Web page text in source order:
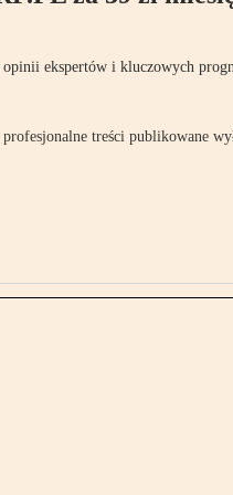
ekspertów i kluczowych
treści publikowane